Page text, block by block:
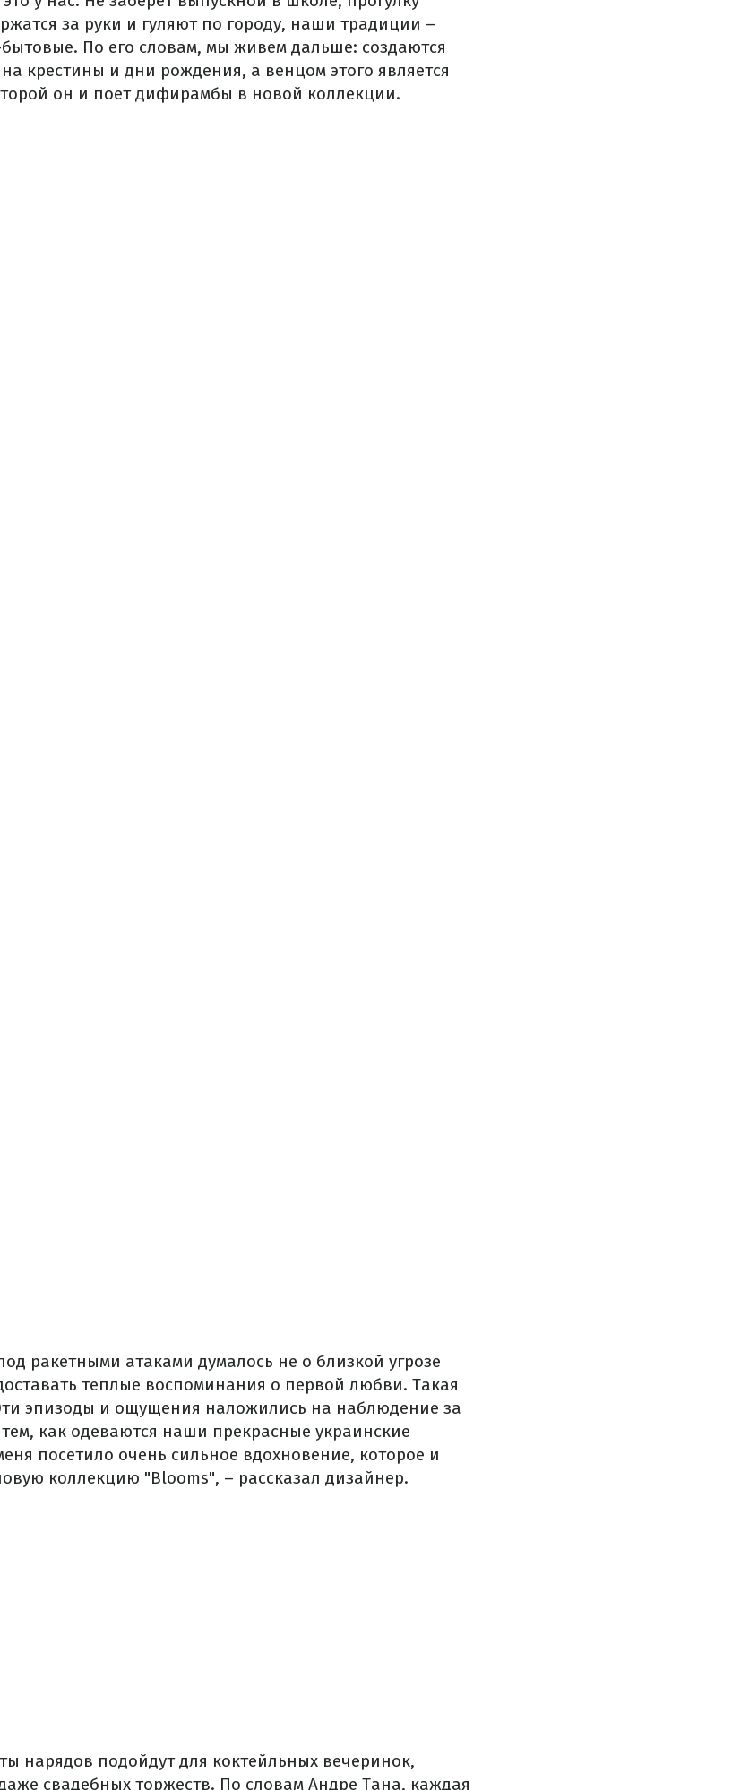
за руки и гуляют по городу, наши традиции –
По его словам, мы живем дальше: создаются
крестины и дни рождения, а венцом этого является
он и поет дифирамбы в новой коллекции.
ракетными атаками думалось не о близкой угрозе
теплые воспоминания о первой любви. Такая
эпизоды и ощущения наложились на наблюдение за
как одеваются наши прекрасные украинские
посетило очень сильное вдохновение, которое и
коллекцию "Blooms", – рассказал дизайнер.
нарядов подойдут для коктейльных вечеринок,
свадебных торжеств. По словам Андре Тана, каждая